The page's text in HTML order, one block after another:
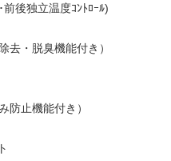
後独立温度ｺﾝﾄﾛｰﾙ)
・脱臭機能付き）
防止機能付き）